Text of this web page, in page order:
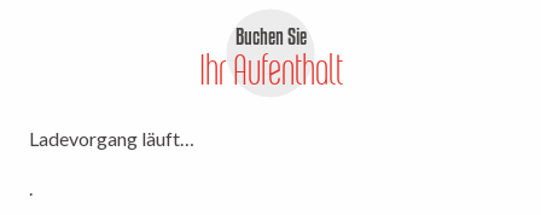
Buchen Sie
Ihr Aufenthalt
Ladevorgang läuft…
.